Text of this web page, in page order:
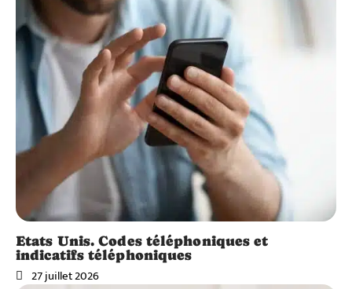
Etats Unis. Codes téléphoniques et
indicatifs téléphoniques
27 juillet 2026